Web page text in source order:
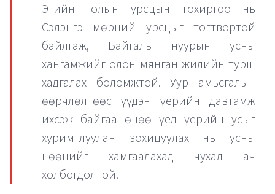
Эгийн голын урсцын тохиргоо нь
Сэлэнгэ мөрний урсцыг тогтвортой
байлгаж, Байгаль нуурын усны
хангамжийг олон мянган жилийн турш
хадгалах боломжтой. Уур амьсгалын
өөрчлөлтөөс үүдэн үерийн давтамж
ихсэж байгаа өнөө үед үерийн усыг
хуримтлуулан зохицуулах нь усны
нөөцийг хамгаалахад чухал ач
холбогдолтой.